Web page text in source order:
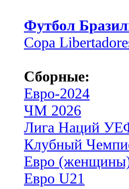
Футбол
Copa
Сборные:
Евро-2024
ЧМ 2026
Лига Наций
Клубный
Евро
Евро U21